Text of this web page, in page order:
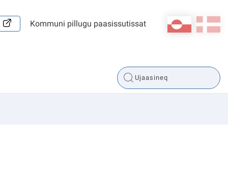
da
kl-GL
Kommuni pillugu paasissutissat